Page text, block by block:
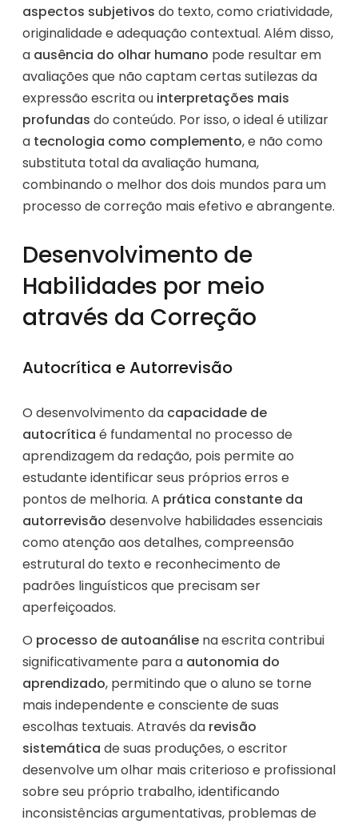
aspectos subjetivos do texto, como criatividade,
originalidade e adequação contextual. Além disso,
a ausência do olhar humano pode resultar em
avaliações que não captam certas sutilezas da
expressão escrita ou interpretações mais
profundas do conteúdo. Por isso, o ideal é utilizar
a tecnologia como complemento, e não como
substituta total da avaliação humana,
combinando o melhor dos dois mundos para um
processo de correção mais efetivo e abrangente.
Desenvolvimento de
Habilidades por meio
através da Correção
Autocrítica e Autorrevisão
O desenvolvimento da capacidade de
autocrítica é fundamental no processo de
aprendizagem da redação, pois permite ao
estudante identificar seus próprios erros e
pontos de melhoria. A prática constante da
autorrevisão desenvolve habilidades essenciais
como atenção aos detalhes, compreensão
estrutural do texto e reconhecimento de
padrões linguísticos que precisam ser
aperfeiçoados.
O processo de autoanálise na escrita contribui
significativamente para a autonomia do
aprendizado, permitindo que o aluno se torne
mais independente e consciente de suas
escolhas textuais. Através da revisão
sistemática de suas produções, o escritor
desenvolve um olhar mais criterioso e profissional
sobre seu próprio trabalho, identificando
inconsistências argumentativas, problemas de